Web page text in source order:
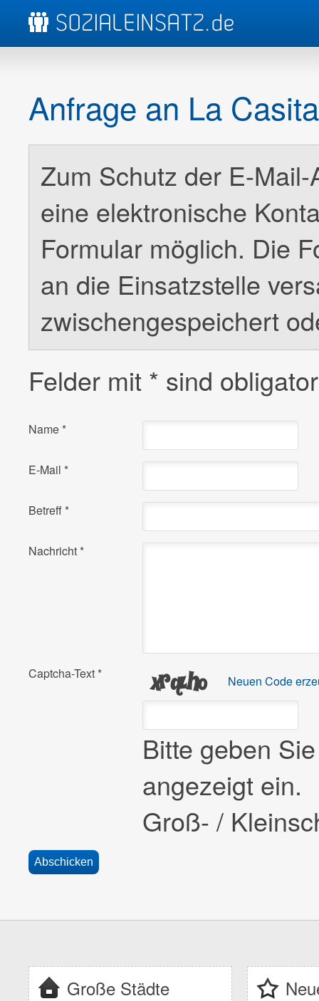
Anfrage an La
Zum Schutz der E-
eine elektronische
Formular möglich. Die
an die Einsatzstelle
zwischengespeichert
Felder mit * sind
Name *
E-Mail *
Betreff *
Nachricht *
Captcha-Text * Neuen Code
Bitte geben
angezeigt ein.
Groß- /
Große Städte